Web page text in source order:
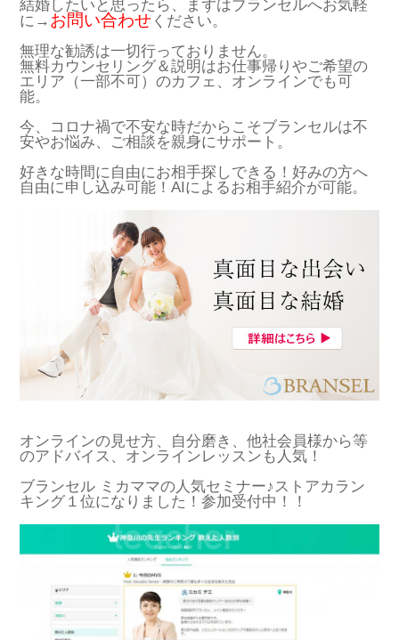
結婚したいと思ったら、まずはブランセルへお気軽
に→ お問い合わせ ください。
無理な勧誘は一切行っておりません。
無料カウンセリング＆説明はお仕事帰りやご希望の
エリア（一部不可）のカフェ、オンラインでも可
能。
今、コロナ禍で不安な時だからこそブランセルは不
安やお悩み、ご相談を親身にサポート。
好きな時間に自由にお相手探しできる！好みの方へ
自由に申し込み可能！AIによるお相手紹介が可能。
オンラインの見せ方、自分磨き、他社会員様から等
のアドバイス、オンラインレッスンも人気！
ブランセル ミカママの人気セミナー♪ストアカラン
キング１位になりました！参加受付中！！